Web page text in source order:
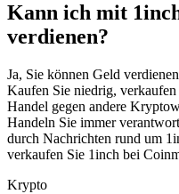
Kann ich mit
verdienen?
Ja, Sie können Geld
Kaufen Sie niedrig,
Handel gegen andere
Handeln Sie immer
durch Nachrichten rund um
verkaufen Sie 1inch bei
Krypto